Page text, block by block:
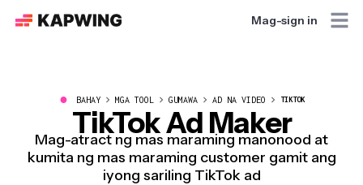
Mag-sign in
● BAHAY MGA TOOL GUMAWA AD NA VIDEO TIKTOK
TikTok Ad Maker
Mag-atract ng mas maraming manonood at
kumita ng mas maraming customer gamit ang
iyong sariling TikTok ad